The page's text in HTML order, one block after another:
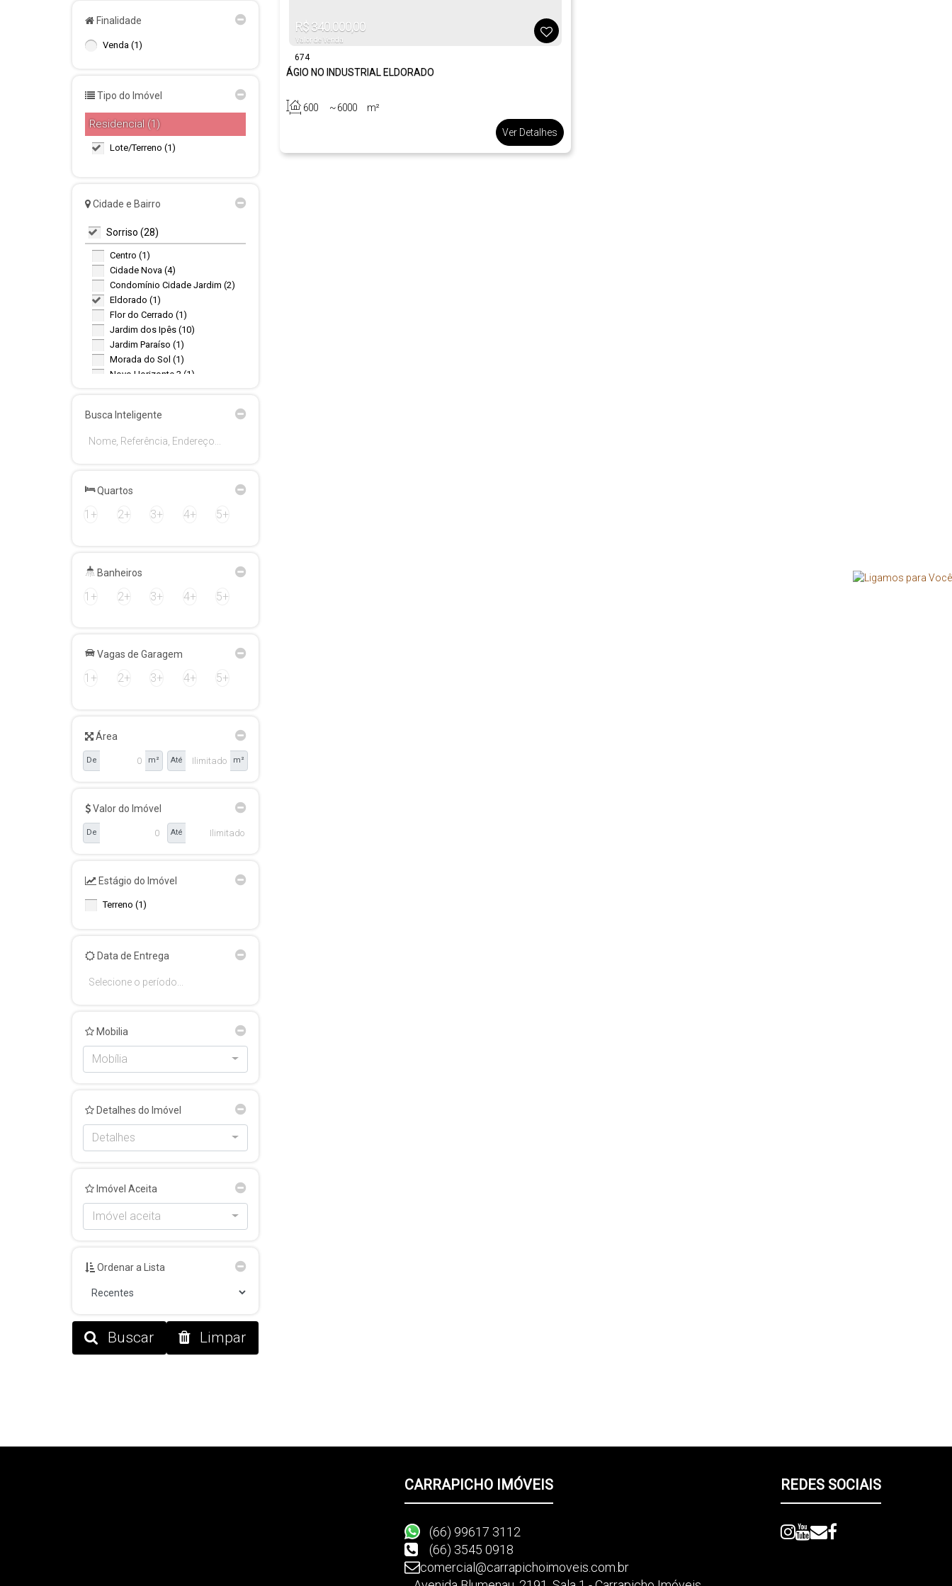
Finalidade
Venda (1)
Tipo do Imóvel
Residencial (1)
Lote/Terreno (1)
Cidade e Bairro
Sorriso (28)
Centro (1)
Cidade Nova (4)
Condomínio Cidade Jardim (2)
Eldorado (1)
Flor do Cerrado (1)
Jardim dos Ipês (10)
Jardim Paraíso (1)
Morada do Sol (1)
Novo Horizonte 3 (1)
Reserva Jardim (1)
Santa Clara (1)
Busca Inteligente
Quartos
1+ 2+ 3+ 4+ 5+
Banheiros
1+ 2+ 3+ 4+ 5+
Vagas de Garagem
1+ 2+ 3+ 4+ 5+
Área
De m² Até m²
Valor do Imóvel
De Até
Estágio do Imóvel
Terreno (1)
Data de Entrega
Mobilia
Mobília
Detalhes do Imóvel
Detalhes
Imóvel Aceita
Imóvel aceita
Ordenar a Lista
Buscar Limpar
674
R$340.000,00
Valor de Venda
ÁGIO NO INDUSTRIAL ELDORADO
600.00 ~ 6000.00 m²
Ver Detalhes
CARRAPICHO IMÓVEIS
(66) 99617 3112
(66) 3545 0918
comercial@carrapichoimoveis.com.br
REDES SOCIAIS